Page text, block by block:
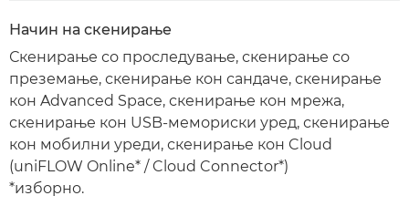
Начин на скенирање
Скенирање со проследување, скенирање со
преземање, скенирање кон сандаче, скенирање
кон Advanced Space, скенирање кон мрежа,
скенирање кон USB-мемориски уред, скенирање
кон мобилни уреди, скенирање кон Cloud
(uniFLOW Online* / Cloud Connector*)
*изборно.